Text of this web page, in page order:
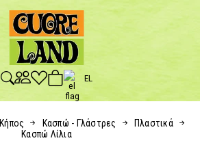
EL
Κήπος Κασπώ - Γλάστρες
Πλαστικά
Κασπώ Λίλια